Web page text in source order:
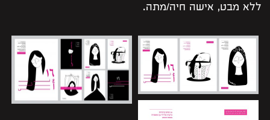
ללא מבט, אישה חיה/מתה.